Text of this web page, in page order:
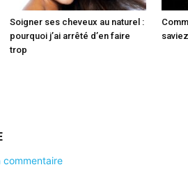
Soigner ses cheveux au naturel :
pourquoi j’ai arrêté d’en faire
trop
commentaire